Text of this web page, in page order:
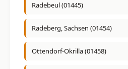
Radebeul (01445)
Radeberg, Sachsen (01454)
Ottendorf-Okrilla (01458)